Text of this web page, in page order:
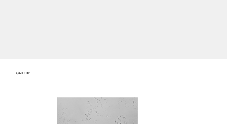
GALLERY